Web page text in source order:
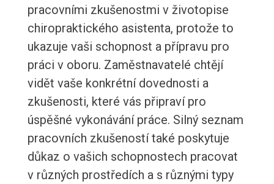
pracovními zkušenostmi v životopise
chiropraktického asistenta, protože to
ukazuje vaši schopnost a přípravu pro
práci v oboru. Zaměstnavatelé chtějí
vidět vaše konkrétní dovednosti a
zkušenosti, které vás připraví pro
úspěšné vykonávání práce. Silný seznam
pracovních zkušeností také poskytuje
důkaz o vašich schopnostech pracovat
v různých prostředích a s různými typy